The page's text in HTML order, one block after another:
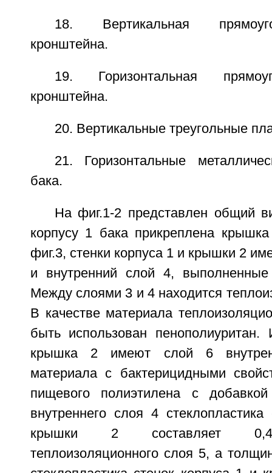
18. Вертикальная
кронштейна.
19. Горизонтальная
кронштейна.
20. Вертикальные треугольные
21. Горизонтальные
бака.
На фиг.1-2 представлен общий
корпусу 1 бака прикреплена
фиг.3, стенки корпуса 1 и крышки 2
и внутренний слой 4, выполненные
Между слоями 3 и 4 находится
В качестве материала
быть использован
крышка 2 имеют слой 6
материала с бактерицидными
пищевого полиэтилена с
внутреннего слоя 4
крышки 2 составляет
теплоизоляционного слоя 5, а